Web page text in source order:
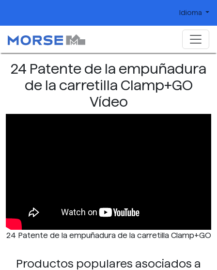
Idioma
24 Patente de la empuñadura
de la carretilla Clamp+GO
Vídeo
24 Patente de la empuñadura de la carretilla Clamp+GO
Productos populares asociados a